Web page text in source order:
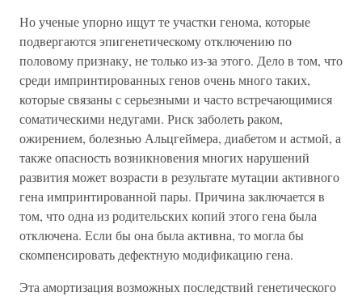
Но ученые упорно ищут те участки генома, которые
подвергаются эпигенетическому отключению по
половому признаку, не только из-за этого. Дело в том, что
среди импринтированных генов очень много таких,
которые связаны с серьезными и часто встречающимися
соматическими недугами. Риск заболеть раком,
ожирением, болезнью Альцгеймера, диабетом и астмой, а
также опасность возникновения многих нарушений
развития может возрасти в результате мутации активного
гена импринтированной пары. Причина заключается в
том, что одна из родительских копий этого гена была
отключена. Если бы она была активна, то могла бы
скомпенсировать дефектную модификацию гена.
Эта амортизация возможных последствий генетического